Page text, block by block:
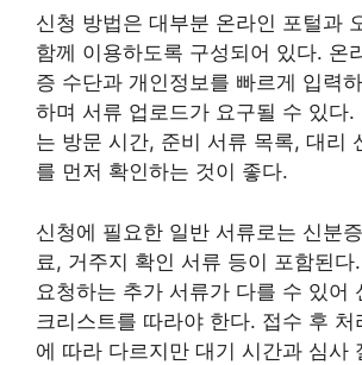
신청 방법은 대부분 온라인 포털과
함께 이용하도록 구성되어 있다. 온
증 수단과 개인정보를 빠르게 입력
하며 서류 업로드가 요구될 수 있다.
는 방문 시간, 준비 서류 목록, 대리
를 먼저 확인하는 것이 좋다.
신청에 필요한 일반 서류로는 신분
료, 거주지 확인 서류 등이 포함된
요청하는 추가 서류가 다를 수 있어
크리스트를 따라야 한다. 접수 후 처
에 따라 다르지만 대기 시간과 심사